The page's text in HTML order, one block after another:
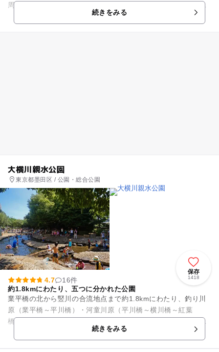
周辺エリア、井の頭自然文化園のある御殿山、運動施設のある
西園、西園に隣接する第二公...続きをみる
大横川親水公園
東京都墨田区 / 公園・総合公園
保存
1418
4.7
16件
約1.8kmにわたり、五つに分かれた公園
業平橋の北から竪川の合流地点まで約1.8kmにわたり、釣り川
原（業平橋～平川橋）・河童川原（平川橋～横川橋～紅葉
橋）・花紅葉（紅葉橋～報恩寺橋～清平橋）・パレットプラザ
（清平橋～長崎橋跡～総武線...続きをみる